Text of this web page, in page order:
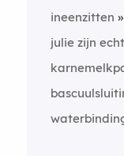
ineenzitten
julie zijn